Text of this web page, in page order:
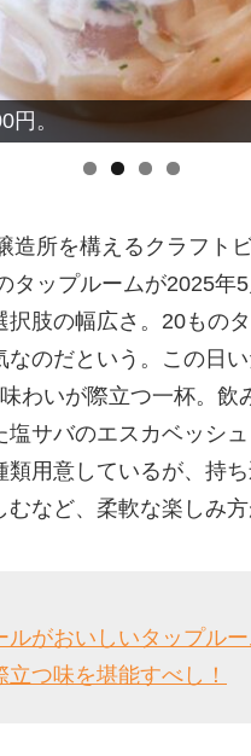
大きな窓が目印だ。
造所を構えるクラフト
ップルームが2025年5
肢の幅広さ。20もの
のだという。この日
わいが際立つ一杯。飲
サバのエスカベッシ
用意しているが、持
など、柔軟な楽しみ方
がおいしいタップル
つ味を堪能すべし！